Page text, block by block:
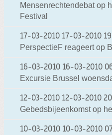
Mensenrechtendebat op
Festival
17-03-2010 17-03-2010
PerspectieF reageert op
16-03-2010 16-03-2010
Excursie Brussel
12-03-2010 12-03-2010
Gebedsbijeenkomst op
10-03-2010 10-03-2010